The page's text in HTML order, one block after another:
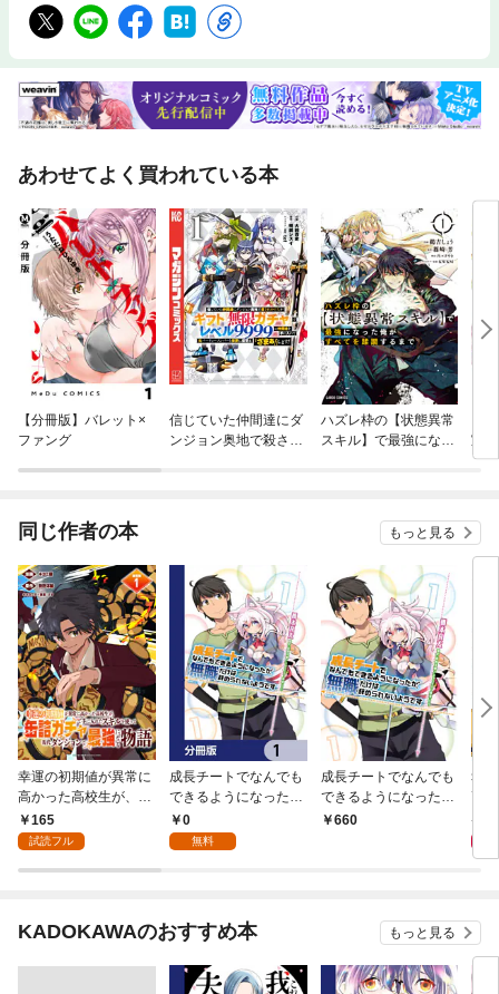
あわせてよく買われている本
【分冊版】バレット×
ファング
信じていた仲間達にダ
ンジョン奥地で殺され
ハズレ枠の【状態異常
スキル】で最強になっ
宣
気
や
同じ作者の本 もっと見る
幸運の初期値が異常に
高かった高校生が、缶
詰ガチャで手に入れた
スキルを使って現代ダ
物語 連載版：1
165
試読フル
成長チートでなんでも
できるようになった
が、無職だけは辞めら
れないようです【分冊
0
無料
成長チートでなんでも
できるようになった
が、無職だけは辞めら
660
幸
高
詰
ス
ン
KADOKAWAのおすすめ本 もっと見る